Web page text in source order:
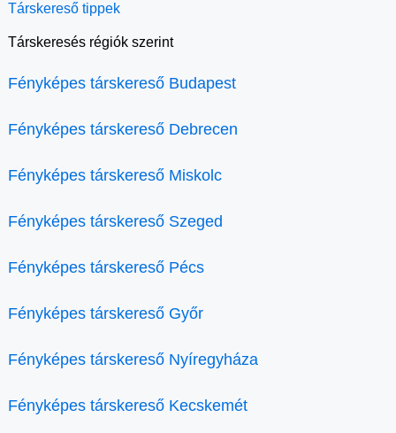
Társkereső tippek
Társkeresés régiók szerint
Fényképes társkereső Budapest
Fényképes társkereső Debrecen
Fényképes társkereső Miskolc
Fényképes társkereső Szeged
Fényképes társkereső Pécs
Fényképes társkereső Győr
Fényképes társkereső Nyíregyháza
Fényképes társkereső Kecskemét